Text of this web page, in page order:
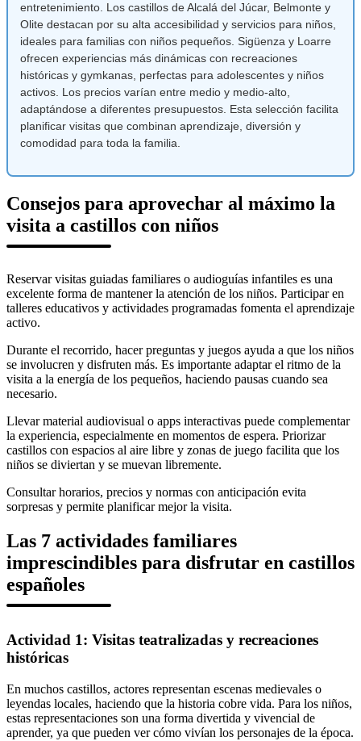
entretenimiento. Los castillos de Alcalá del Júcar, Belmonte y
Olite destacan por su alta accesibilidad y servicios para niños,
ideales para familias con niños pequeños. Sigüenza y Loarre
ofrecen experiencias más dinámicas con recreaciones
históricas y gymkanas, perfectas para adolescentes y niños
activos. Los precios varían entre medio y medio-alto,
adaptándose a diferentes presupuestos. Esta selección facilita
planificar visitas que combinan aprendizaje, diversión y
comodidad para toda la familia.
Consejos para aprovechar al máximo la
visita a castillos con niños
Reservar visitas guiadas familiares o audioguías infantiles es una
excelente forma de mantener la atención de los niños. Participar en
talleres educativos y actividades programadas fomenta el aprendizaje
activo.
Durante el recorrido, hacer preguntas y juegos ayuda a que los niños
se involucren y disfruten más. Es importante adaptar el ritmo de la
visita a la energía de los pequeños, haciendo pausas cuando sea
necesario.
Llevar material audiovisual o apps interactivas puede complementar
la experiencia, especialmente en momentos de espera. Priorizar
castillos con espacios al aire libre y zonas de juego facilita que los
niños se diviertan y se muevan libremente.
Consultar horarios, precios y normas con anticipación evita
sorpresas y permite planificar mejor la visita.
Las 7 actividades familiares
imprescindibles para disfrutar en castillos
españoles
Actividad 1: Visitas teatralizadas y recreaciones
históricas
En muchos castillos, actores representan escenas medievales o
leyendas locales, haciendo que la historia cobre vida. Para los niños,
estas representaciones son una forma divertida y vivencial de
aprender, ya que pueden ver cómo vivían los personajes de la época.